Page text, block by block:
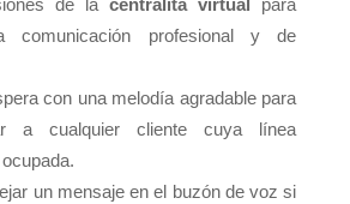
de lacentralita virtual para
comunicación profesional y de
con una melodía agradable para
a cualquier cliente cuya línea
un mensaje en el buzón de voz si